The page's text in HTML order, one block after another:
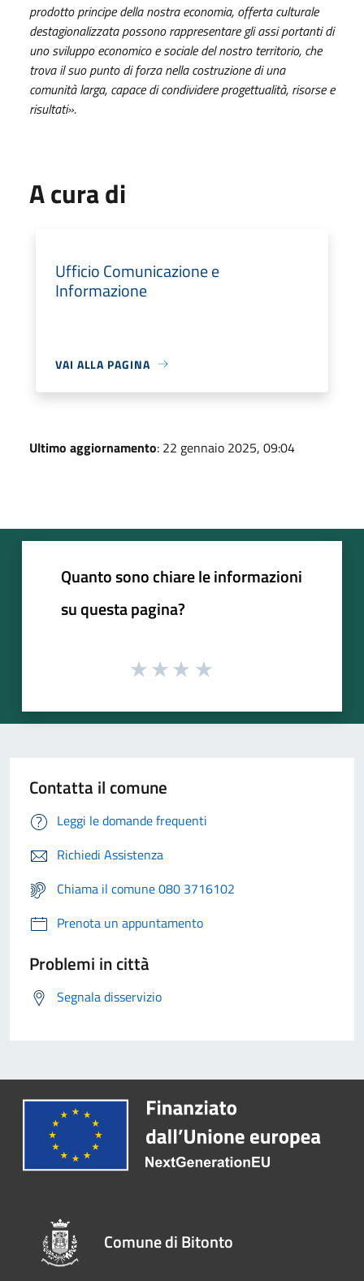
prodotto principe della nostra economia, offerta culturale
destagionalizzata possono rappresentare gli assi portanti di
uno sviluppo economico e sociale del nostro territorio, che
trova il suo punto di forza nella costruzione di una
comunità larga, capace di condividere progettualità, risorse e
risultati».
A cura di
Ufficio Comunicazione e
Informazione
VAI ALLA PAGINA
Ultimo aggiornamento: 22 gennaio 2025, 09:04
Quanto sono chiare le informazioni
su questa pagina?
Contatta il comune
Leggi le domande frequenti
Richiedi Assistenza
Chiama il comune 080 3716102
Prenota un appuntamento
Problemi in città
Segnala disservizio
Comune di Bitonto